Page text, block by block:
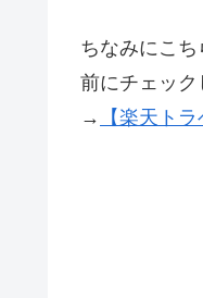
ちなみにこ
前にチェッ
→
【楽天ト